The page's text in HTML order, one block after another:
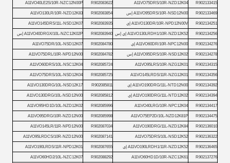
R902133415
A11VO75DRS/10R-NZD12K04
R902083622
A11VO40LE2S/10R-NZC12N00P
R902133469 A11VO95DRS/10R-NSD12N00 إس R902083854
A11VO130LR/10R-NZD12K83
R902134251 A11VO130DR/10R-NPD12N00V إي R902083935
A11VO145DRS/11L-NSD12K07
R902134256 A11VO130LRDH1/10R-NZD12K52 إي إس R902083940 A11VO40DRGX/10L-NZC12K02P إس
R902134276 A11VO60DR/10R-NPC12N00 إي R902084780
A11VO75DR/10L-NSD12K07
R902134278 A11VO95DRS/10R-NSD12K02 إس R902084782
A11VO75DRL/10R-NPD12N00
R902134315
A11VO95LRS/10R-NZG12K01
R902085724
A11VO60DRS/10L-NSC12K04
R902134356
A11VO145LRDS/11R-NZG12K01
R902085725
A11VO75DRS/10L-NSD12K04
R902134392 A11VO190DRG/11L-NTD12N00 إي R902085811
A11VO130DRG/10L-NSD12K17
R902134394 A11VO190DRG/11L-NTD12K02 إي R902085812
A11VO130DRG/10L-NSD12N00
R902134417
A11VO40LRG/10R-NPC12K04
R902085996
A11VO95HD1D/10L-NZD12K02
R902134475
A11VO75EP2D/10L-NZD12K81P
R902085998
A11VO95DRG/10R-NZD12N00
R902136010
A11VO190DRG/11L-NZD12K84
R902087034
A11VO145LR/11R-NPD12N00
R902136322
A11VO75DRS/10L-NSD12K52
R902087141
A11VO95LRDCS/10R-NZD12N00
R902136465 A11VO190LRDH1/11R-NZD12K52 إي R902087655
A11VO190LRDS/11R-NPD12K01
R902137276
A11VO60HD1D/10R-NZC12K61
R902088292
A11VO60HD2/10L-NZC12K07